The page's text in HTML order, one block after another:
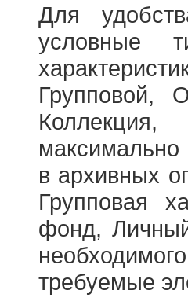
Для
условные
Групповой,
в архивных
Групповая
фонд,
требуемые